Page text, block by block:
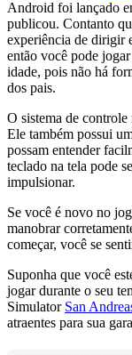
Android foi lançado
publicou. Contanto
experiência de dirigir
então você pode
idade, pois não há
dos pais.
O sistema de
Ele também possui
possam entender
teclado na tela pode
impulsionar.
Se você é novo no
manobrar
começar, você se
Suponha que você
jogar durante o seu
Simulator San
atraentes para sua